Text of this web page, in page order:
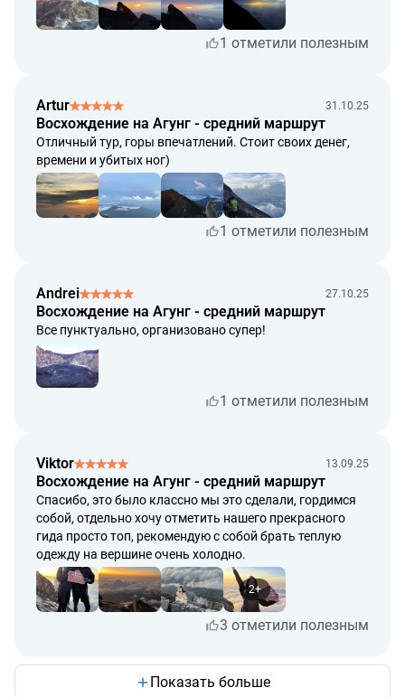
берите с собой мин 1.5л воды на человека и теплую
одежду (на вершине до заката холодно).
1 отметили полезным
Artur 31.10.25
Восхождение на Агунг - средний маршрут
Отличный тур, горы впечатлений. Стоит своих денег,
времени и убитых ног)
1 отметили полезным
Andrei 27.10.25
Восхождение на Агунг - средний маршрут
Все пунктуально, организовано супер!
1 отметили полезным
Viktor 13.09.25
Восхождение на Агунг - средний маршрут
Спасибо, это было классно мы это сделали, гордимся
собой, отдельно хочу отметить нашего прекрасного
гида просто топ, рекомендую с собой брать теплую
одежду на вершине очень холодно.
2+
3 отметили полезным
Показать больше